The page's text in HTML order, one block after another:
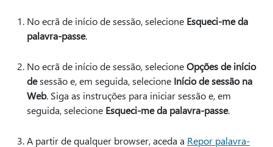
No ecrã de início de sessão, selecione Esqueci-me da
palavra-passe.
No ecrã de início de sessão, selecioneOpções de início
desessão e, em seguida, selecione Início de sessão na
Web. Siga as instruções para iniciar sessão e, em
seguida, selecione Esqueci-me da palavra-passe.
A partir de qualquer browser, aceda a Repor palavra-